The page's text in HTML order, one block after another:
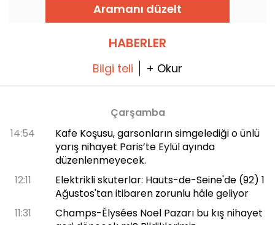
Aramanı düzelt
HABERLER
Bilgi teli + Okur
Çarşamba
14:54
Kafe Koşusu, garsonların simgelediği o ünlü
yarış nihayet Paris’te Eylül ayında
düzenlenmeyecek.
12:11
Elektrikli skuterlar: Hauts-de-Seine'de (92) 1
Ağustos'tan itibaren zorunlu hâle geliyor
11:31
Champs-Élysées Noel Pazarı bu kış nihayet